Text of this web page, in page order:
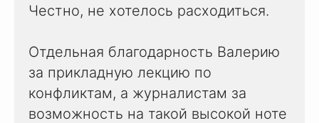
Честно, не хотелось расходиться.
Отдельная благодарность Валерию
за прикладную лекцию по
конфликтам, а журналистам за
возможность на такой высокой ноте